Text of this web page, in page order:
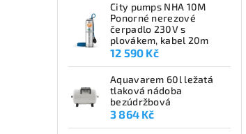
City pumps NHA 10M
Ponorné nerezové
čerpadlo 230V s
plovákem, kabel 20m
12 590 Kč
Aquavarem 60l ležatá
tlaková nádoba
bezúdržbová
3 864 Kč